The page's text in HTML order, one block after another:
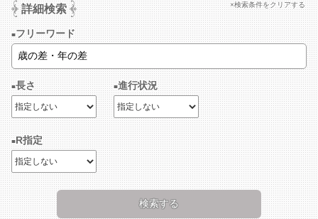
詳細検索 ×検索条件をクリアする
フリーワード
長さ 進行状況
R指定